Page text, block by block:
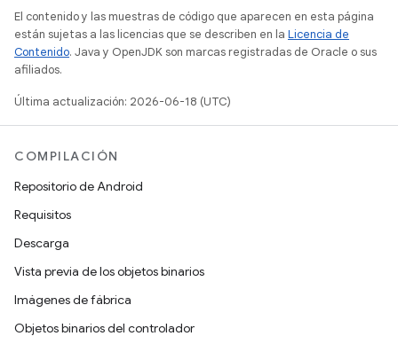
El contenido y las muestras de código que aparecen en esta página
están sujetas a las licencias que se describen en la Licencia de
Contenido. Java y OpenJDK son marcas registradas de Oracle o sus
afiliados.
Última actualización: 2026-06-18 (UTC)
COMPILACIÓN
Repositorio de Android
Requisitos
Descarga
Vista previa de los objetos binarios
Imágenes de fábrica
Objetos binarios del controlador